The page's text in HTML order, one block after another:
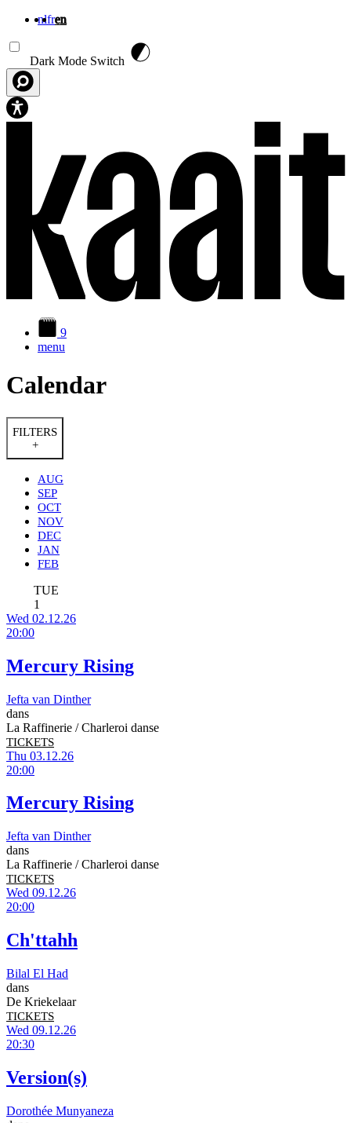
nlfren
Dark Mode Switch
9
menu
Calendar
FILTERS
+
AUG
SEP
OCT
NOV
DEC
JAN
FEB
TUE
1
Wed 02.12.26
20:00
Mercury Rising
Jefta van Dinther
dans
La Raffinerie / Charleroi danse
TICKETS
Thu 03.12.26
20:00
Mercury Rising
Jefta van Dinther
dans
La Raffinerie / Charleroi danse
TICKETS
Wed 09.12.26
20:00
Ch'ttahh
Bilal El Had
dans
De Kriekelaar
TICKETS
Wed 09.12.26
20:30
Version(s)
Dorothée Munyaneza